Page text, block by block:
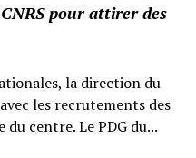
pour attirer des
la direction du
les recrutements des
du centre. Le PDG du...